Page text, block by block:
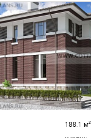
188.1 м²